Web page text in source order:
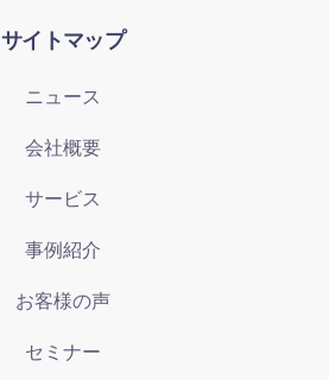
サイトマップ
ニュース
会社概要
サービス
事例紹介
お客様の声
セミナー